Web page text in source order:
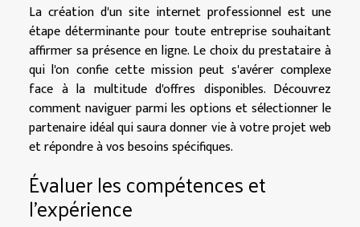
La création d'un site internet professionnel est une
étape déterminante pour toute entreprise souhaitant
affirmer sa présence en ligne. Le choix du prestataire à
qui l'on confie cette mission peut s'avérer complexe
face à la multitude d'offres disponibles. Découvrez
comment naviguer parmi les options et sélectionner le
partenaire idéal qui saura donner vie à votre projet web
et répondre à vos besoins spécifiques.
Évaluer les compétences et
l'expérience